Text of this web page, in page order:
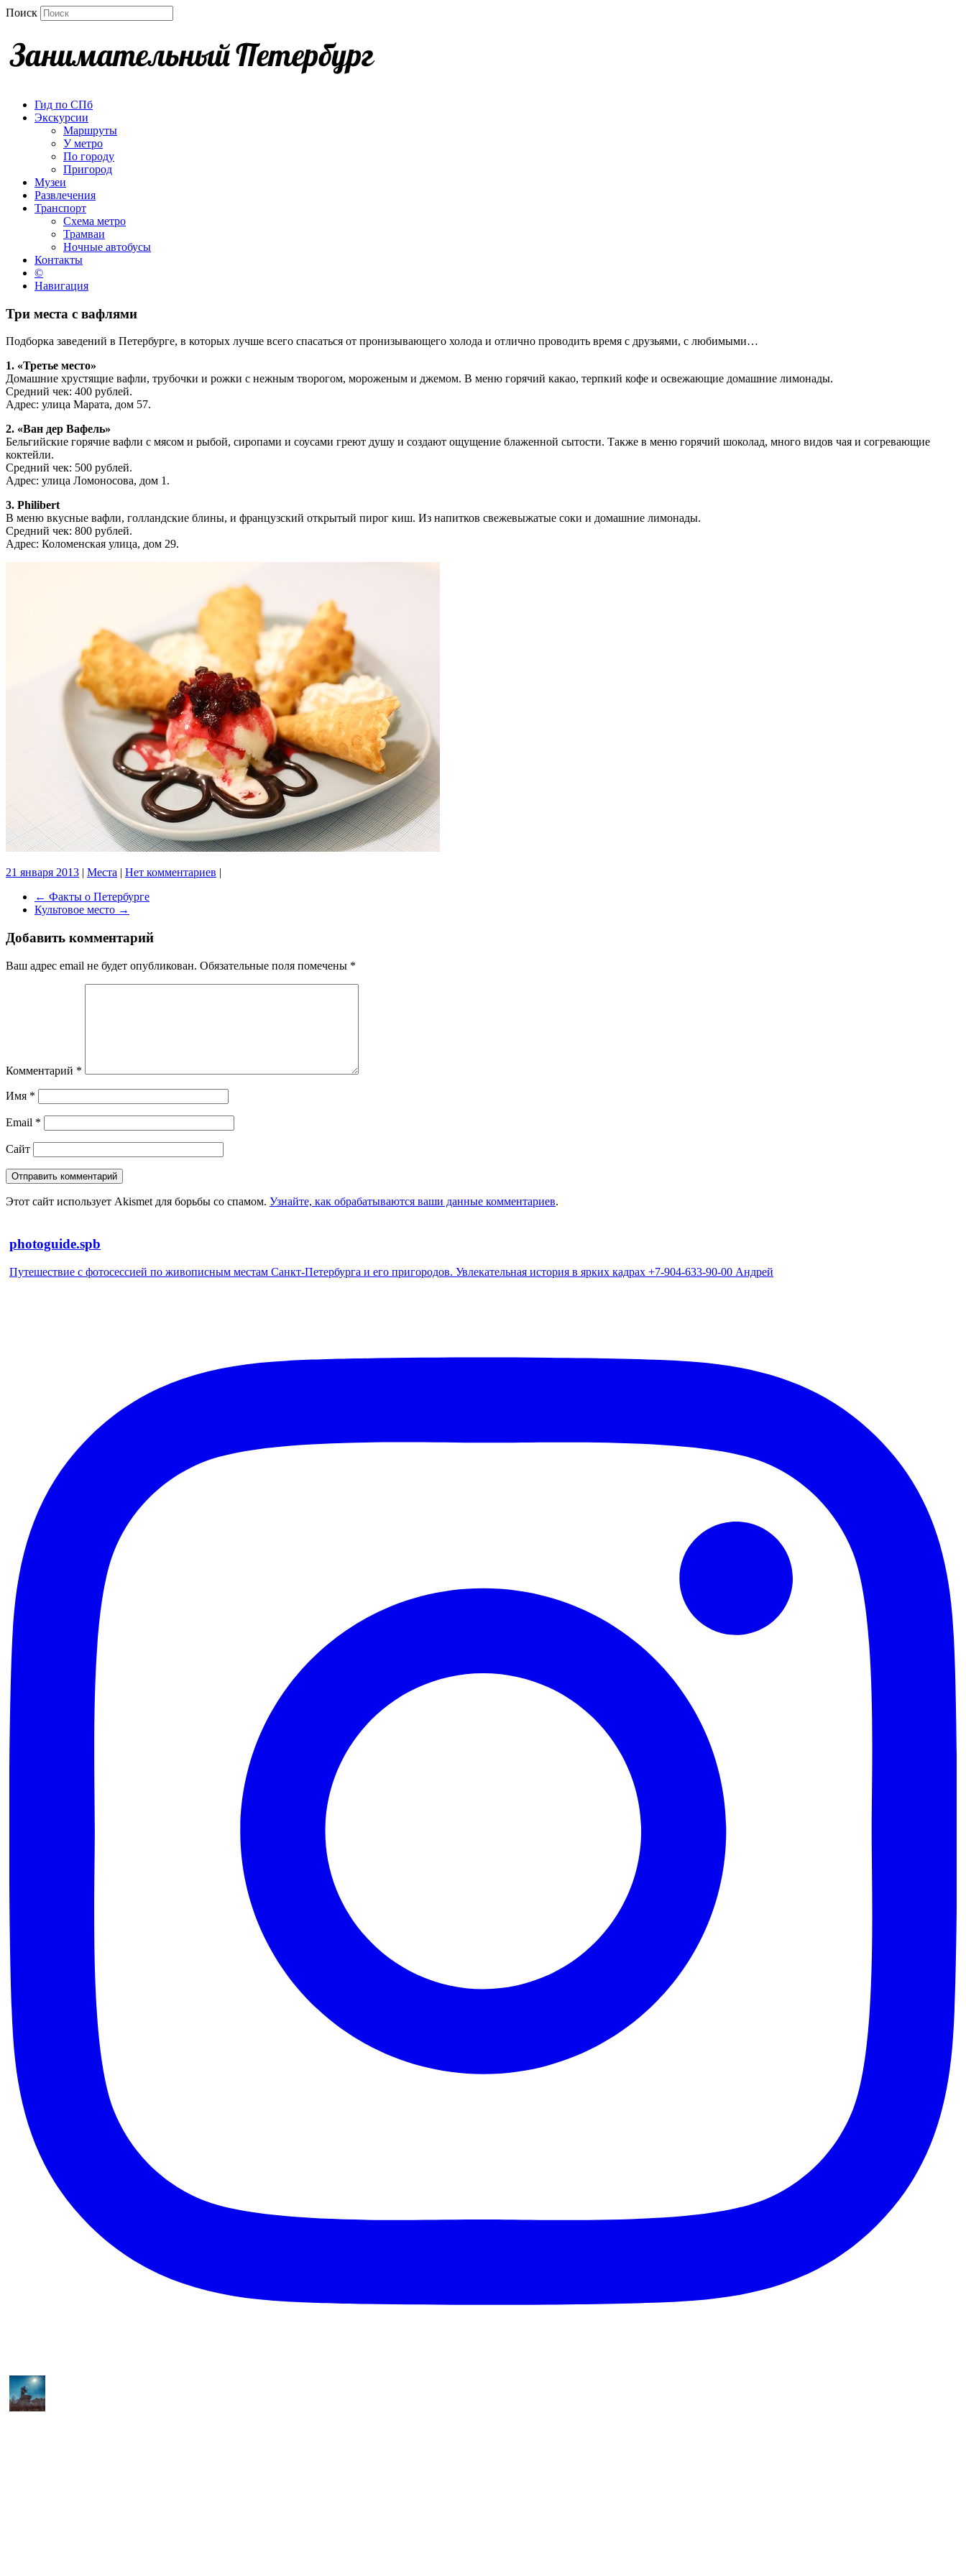
Поиск
Гид по СПб
Экскурсии
Маршруты
У метро
По городу
Пригород
Музеи
Развлечения
Транспорт
Схема метро
Трамваи
Ночные автобусы
Контакты
©
Навигация
Три места с вафлями
Подборка заведений в Петербурге, в которых лучше всего спасаться от пронизывающего холода и отлично проводить время с друзьями, с любимыми…
1. «Третье место»
Домашние хрустящие вафли, трубочки и рожки с нежным творогом, мороженым и джемом. В меню горячий какао, терпкий кофе и освежающие домашние лимонады.
Средний чек: 400 рублей.
Адрес: улица Марата, дом 57.
2. «Ван дер Вафель»
Бельгийские горячие вафли с мясом и рыбой, сиропами и соусами греют душу и создают ощущение блаженной сытости. Также в меню горячий шоколад, много видов чая и согревающие
коктейли.
Средний чек: 500 рублей.
Адрес: улица Ломоносова, дом 1.
3. Philibert
В меню вкусные вафли, голландские блины, и французский открытый пирог киш. Из напитков свежевыжатые соки и домашние лимонады.
Средний чек: 800 рублей.
Адрес: Коломенская улица, дом 29.
21 января 2013 | Места | Нет комментариев |
← Факты о Петербурге
Культовое место →
Добавить комментарий
Ваш адрес email не будет опубликован. Обязательные поля помечены *
Комментарий *
Имя *
Email *
Сайт
Этот сайт использует Akismet для борьбы со спамом. Узнайте, как обрабатываются ваши данные комментариев.
photoguide.spb
Путешествие с фотосессией по живописным местам Санкт-Петербурга и его пригородов. Увлекательная история в ярких кадрах +7-904-633-90-00 Андрей